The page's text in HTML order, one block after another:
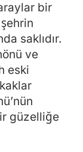
bir
saklıdır.
ve
eski
güzelliğe